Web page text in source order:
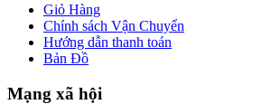
Giỏ Hàng
Chính sách Vận Chuyển
Hướng dẫn thanh toán
Bản Đồ
Mạng xã hội